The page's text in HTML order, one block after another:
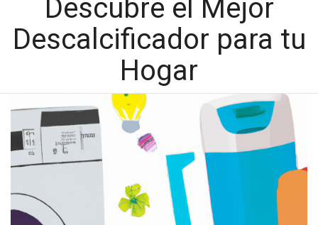
Descubre el Mejor
Descalcificador para tu
Hogar